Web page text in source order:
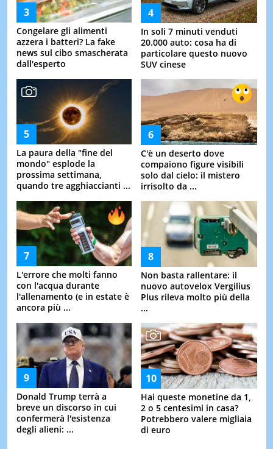
Congelare gli alimenti
azzera i batteri? La fake
news sul cibo smascherata
dall'esperto
In soli 7 minuti venduti
20.000 auto: cosa ha di
particolare questo nuovo
SUV cinese
La paura della "fine del
mondo" esplode la
prossima settimana,
quando tre agghiaccianti ...
C'è un deserto dove
compaiono figure visibili
solo dal cielo: il mistero
irrisolto da ...
L'errore che molti fanno
con l'acqua durante
l'allenamento (e in estate è
ancora più ...
Non basta rallentare: il
nuovo autovelox Vergilius
Plus rileva molto più della
...
Donald Trump terrà a
breve un discorso in cui
confermerà l'esistenza
degli alieni: ...
Hai queste monetine da 1,
2 o 5 centesimi in casa?
Potrebbero valere migliaia
di euro